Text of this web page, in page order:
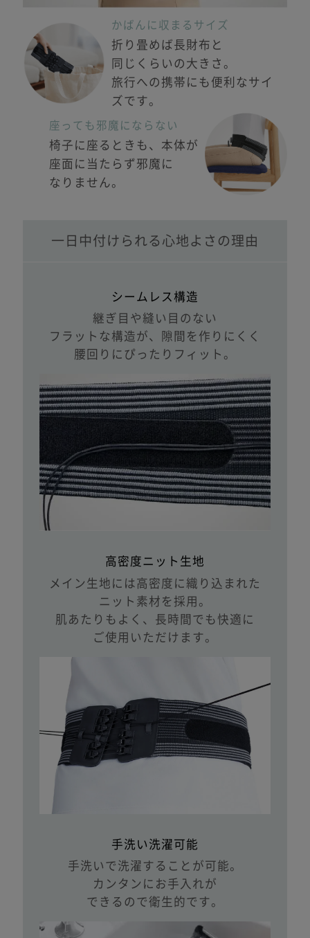
かばんに収まるサイズ
折り畳めば長財布と
同じくらいの大きさ。
旅行への 携帯にも便利なサイ
ズです。
座っても邪魔にならない
椅子に座るときも、 本体が
座面に当たらず邪魔に
なりません。
一日中付けられる心地よさの理由
シームレス構造
継ぎ目や縫い目のない
フラットな構造が、隙間を作りにくく
腰回りにぴったりフィット。
高密度ニット生地
メイン生地には高密度に織り込まれた
ニット素材を採用。
肌あたりもよく、長時間でも快適に
ご使用いただけます。
手洗い洗濯可能
手洗いで洗濯することが可能。
カンタンにお手入れが
できるので衛生的です。